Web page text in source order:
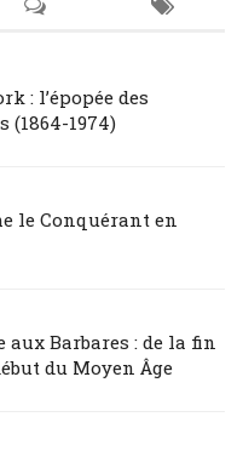
: l’épopée des
(1864-1974)
le Conquérant en
aux Barbares : de la fin
du Moyen Âge